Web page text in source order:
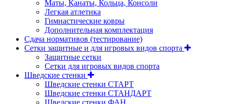
Маты, Канаты, Кольца, Консоли
Легкая атлетика
Гимнастические ковры
Дополнительная комплектация
Сдача нормативов (тестирование)
Сетки защитные и для игровых видов спорта
Защитные сетки
Сетки для игровых видов спорта
Шведские стенки
Шведские стенки СТАРТ
Шведские стенки СТАНДАРТ